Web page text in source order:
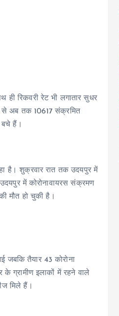
रिकवरी रेट भी लगातार सुधर
से अब तक 10617 संक्रमित
हैं।
है। शुक्रवार रात तक उदयपुर में
में कोरोनावायरस संक्रमण
मौत हो चुकी है।
जबकि तैयार 43 कोरोना
ग्रामीण इलाकों में रहने वाले
मिले हैं।